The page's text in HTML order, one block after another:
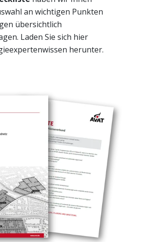
an wichtigen Punkten
übersichtlich
. Laden Sie sich hier
herunter.
Cookie
GmbH
speichert die ausgewählten
Optionen des Benutzers
erfassen Informationen
Informationen helfen uns, zu